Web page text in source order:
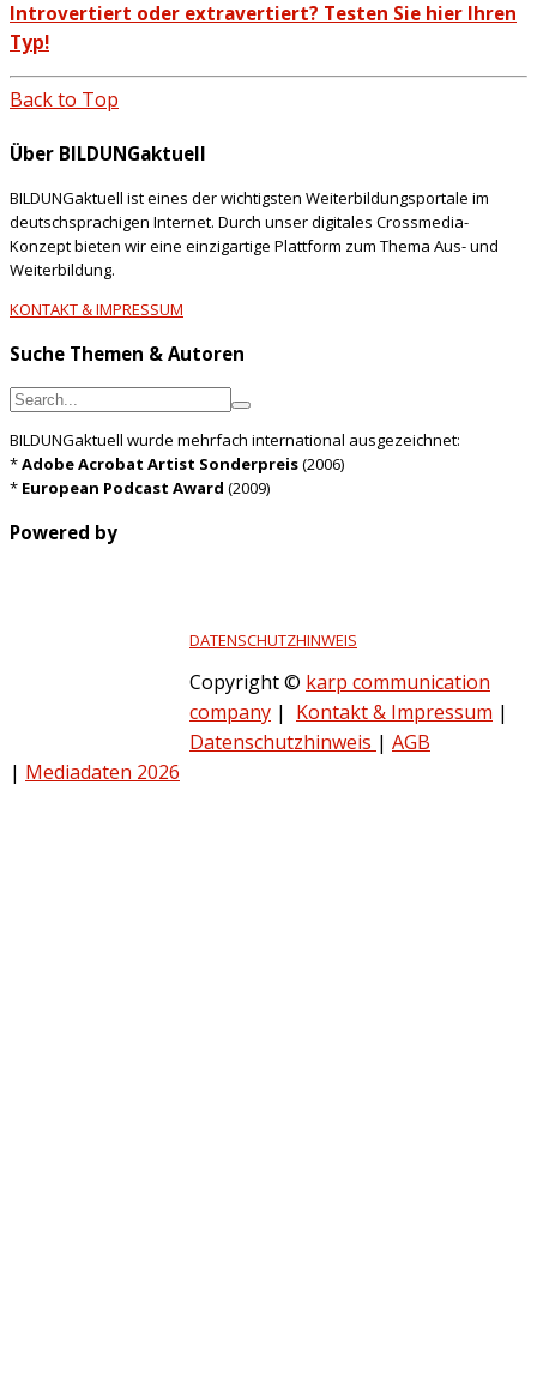
Introvertiert oder extravertiert? Testen Sie hier Ihren
Typ!
Back to Top
Über BILDUNGaktuell
BILDUNGaktuell ist eines der wichtigsten Weiterbildungsportale im
deutschsprachigen Internet. Durch unser digitales Crossmedia-
Konzept bieten wir eine einzigartige Plattform zum Thema Aus- und
Weiterbildung.
KONTAKT & IMPRESSUM
Suche Themen & Autoren
BILDUNGaktuell wurde mehrfach international ausgezeichnet:
*Adobe Acrobat Artist Sonderpreis(2006)
* European Podcast Award (2009)
Powered by
DATENSCHUTZHINWEIS
Copyright © karp communication
company | Kontakt & Impressum |
Datenschutzhinweis | AGB
| Mediadaten 2026